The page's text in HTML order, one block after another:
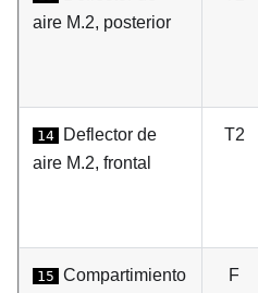
aire M.2, posterior
14
Deflector de
aire M.2, frontal
T2
15 Compartimiento
F